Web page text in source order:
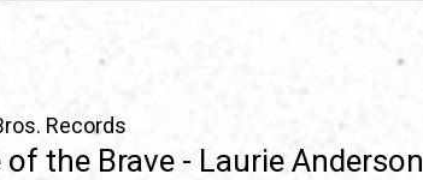
Records
of the Brave - Laurie Anderson